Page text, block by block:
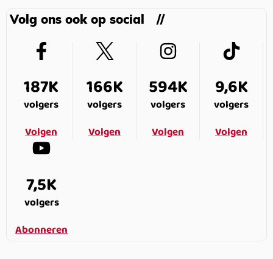
Volg ons ook op social
187K
volgers
Volgen
166K
volgers
Volgen
594K
volgers
Volgen
9,6K
volgers
Volgen
7,5K
volgers
Abonneren